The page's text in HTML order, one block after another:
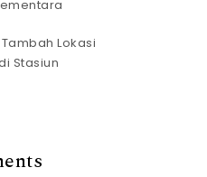
Lokasi
Stasiun